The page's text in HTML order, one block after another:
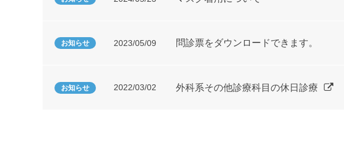
お知らせ 2023/05/09 問診票をダウンロードできます。
お知らせ 2022/03/02 外科系その他診療科目の休日診療